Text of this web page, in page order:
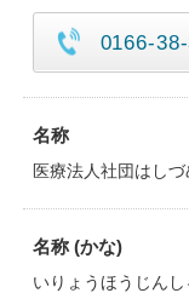
0166-
名称
医療法人社団はし
名称 (かな)
いりょうほうじん